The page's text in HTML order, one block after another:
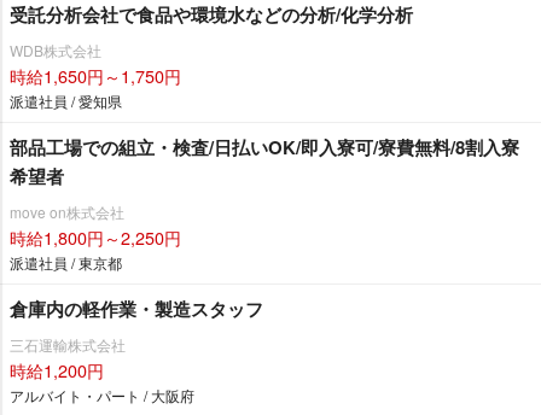
受託分析会社で食品や環境水などの分析/化学分析
WDB株式会社
時給1,650円～1,750円
派遣社員 / 愛知県
部品工場での組立・検査/日払いOK/即入寮可/寮費無料/8割入寮
希望者
move on株式会社
時給1,800円～2,250円
派遣社員 / 東京都
倉庫内の軽作業・製造スタッフ
三石運輸株式会社
時給1,200円
アルバイト・パート / 大阪府